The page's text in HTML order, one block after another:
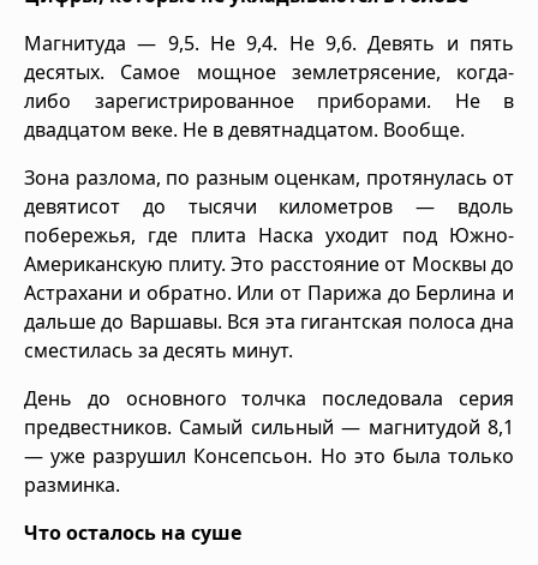
Магнитуда — 9,5. Не 9,4. Не 9,6. Девять и пять
десятых. Самое мощное землетрясение, когда-
либо зарегистрированное приборами. Не в
двадцатом веке. Не в девятнадцатом. Вообще.
Зона разлома, по разным оценкам, протянулась от
девятисот до тысячи километров — вдоль
побережья, где плита Наска уходит под Южно-
Американскую плиту. Это расстояние от Москвы до
Астрахани и обратно. Или от Парижа до Берлина и
дальше до Варшавы. Вся эта гигантская полоса дна
сместилась за десять минут.
День до основного толчка последовала серия
предвестников. Самый сильный — магнитудой 8,1
— уже разрушил Консепсьон. Но это была только
разминка.
Что осталось на суше